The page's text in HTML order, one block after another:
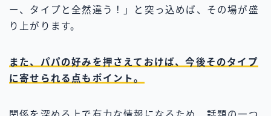
ー、タイプと全然違う！」と突っ込めば、その場が盛
り上がります。
また、パパの好みを押さえておけば、今後そのタイプ
に寄せられる点もポイント。